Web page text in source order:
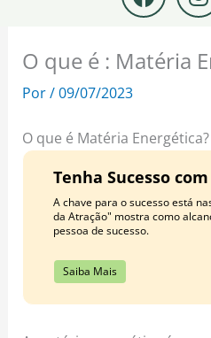
c
e
b
k
s
t
a
a
O que é : Matéria
Por/09/07/2023
O que é Matéria Energética?
Tenha Sucesso
A chave para o sucesso está
da Atração" mostra como
pessoa de sucesso.
Saiba Mais